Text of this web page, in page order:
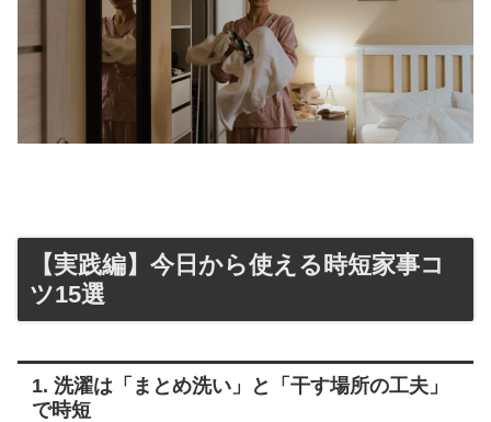
【実践編】今日から使える時短家事コ
ツ15選
1. 洗濯は「まとめ洗い」と「干す場所の工夫」
で時短